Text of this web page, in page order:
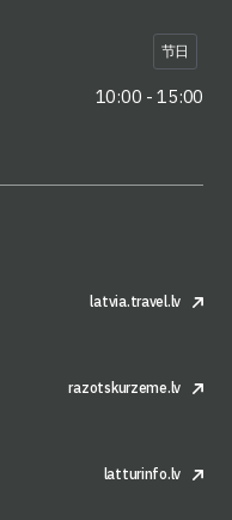
节日
10:00 - 15:00
latvia.travel.lv
razotskurzeme.lv
latturinfo.lv